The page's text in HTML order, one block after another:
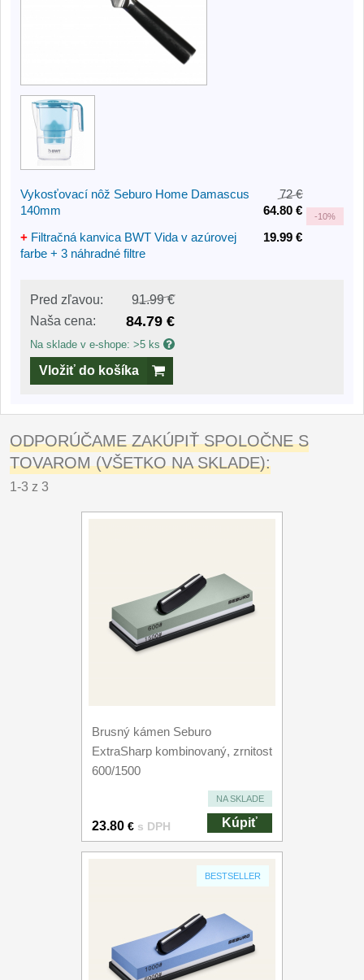
Vykosťovací nôž Seburo Home Damascus
140mm
72 €
64.80 €
-10%
+ Filtračná kanvica BWT Vida v azúrovej
farbe + 3 náhradné filtre
19.99 €
Pred zľavou:
91.99 €
Naša cena:
84.79 €
Na sklade v e-shope: >5 ks
Vložiť do košíka
ODPORÚČAME ZAKÚPIŤ SPOLOČNE S
TOVAROM (VŠETKO NA SKLADE):
1-3 z 3
Brusný kámen Seburo
ExtraSharp kombinovaný, zrnitost
600/1500
NA SKLADE
23.80 € s DPH Kúpiť
BESTSELLER